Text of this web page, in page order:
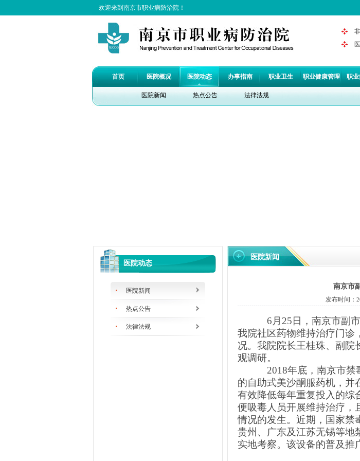
欢迎来到南京市职业病防治院！
首页 医院概况 医院动态
医院新闻 热点公告 法律法规
办事指南 职业卫生 职业健康管理 职
医院动态
医院新闻
热点公告
法律法规
医院新闻
南京市
发布时间：
6 月 25 日，南京市副
我院社区药物维持治疗门诊
况。我院院长王桂珠、副院
观调研。
2018年底，南京市禁
的自助式美沙酮服药机，并
有效降低每年重复投入的综
便吸毒人员开展维持治疗，
情况的发生。近期，国家禁
贵州、广东及江苏无锡等地
实地考察。该设备的普及推